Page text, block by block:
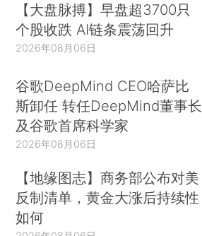
【大盘脉搏】早盘超3700只
个股收跌 AI链条震荡回升
2026年08月06日
谷歌DeepMind CEO哈萨比
斯卸任 转任DeepMind董事长
及谷歌首席科学家
2026年08月06日
【地缘图志】商务部公布对美
反制清单，黄金大涨后持续性
如何